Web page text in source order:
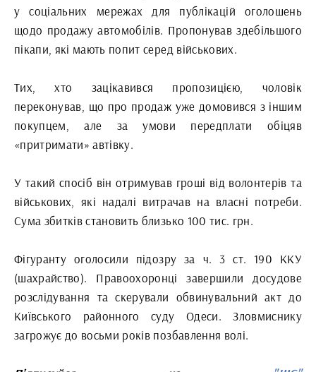
у соціальних мережах для публікацій оголошень
щодо продажу автомобілів. Пропонував здебільшого
пікапи, які мають попит серед військових.
Тих, хто зацікавився пропозицією, чоловік
переконував, що про продаж уже домовився з іншим
покупцем, але за умови передплати обіцяв
«притримати» автівку.
У такий спосіб він отримував гроші від волонтерів та
військових, які надалі витрачав на власні потреби.
Сума збитків становить близько 100 тис. грн.
Фігуранту оголосили підозру за ч. 3 ст. 190 ККУ
(шахрайство). Правоохоронці завершили досудове
розслідування та скерували обвинувальний акт до
Київського районного суду Одеси. Зловмиснику
загрожує до восьми років позбавлення волі.